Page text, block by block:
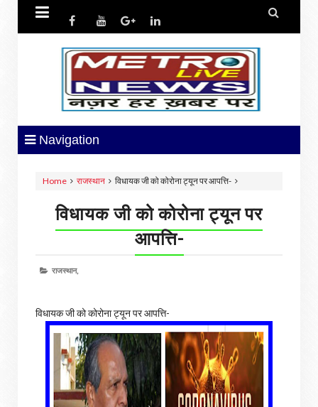
 
Navigation
Home राजस्थान विधायक जी को कोरोना ट्यून पर आपत्ति-
विधायक जी को कोरोना ट्यून पर
आपत्ति-
राजस्थान,
विधायक जी को कोरोना ट्यून पर आपत्ति-